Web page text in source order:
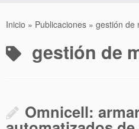
CONÓCENOS
NUESTROS PRODUCTOS
Inicio » Publicaciones » gestión de
gestión de
Omnicell: